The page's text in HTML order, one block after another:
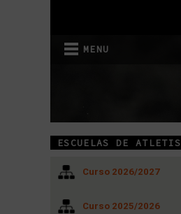
MENU
ESCUELAS DE
Curso 2026/2027
Curso 2025/2026